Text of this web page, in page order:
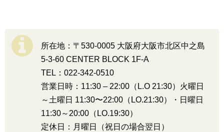
所在地：〒530-0005 大阪府大阪市北区中之島
5-3-60 CENTER BLOCK 1F-A
TEL：022-342-0510
営業日時：11:30 – 22:00（L.O 21:30）火曜日
～土曜日 11:30〜22:00（LO.21:30）・日曜日
11:30～20:00（LO.19:30）
定休日：月曜日（祝日の場合翌日）